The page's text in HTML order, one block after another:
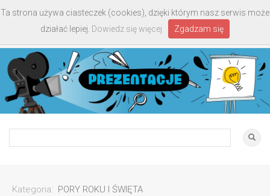
Kategoria: PORY ROKU I ŚWIĘTA
Ta strona używa ciasteczek (cookies), dzięki którym nasz serwis może
działać lepiej. Dowiedz się więcej Zgadzam się